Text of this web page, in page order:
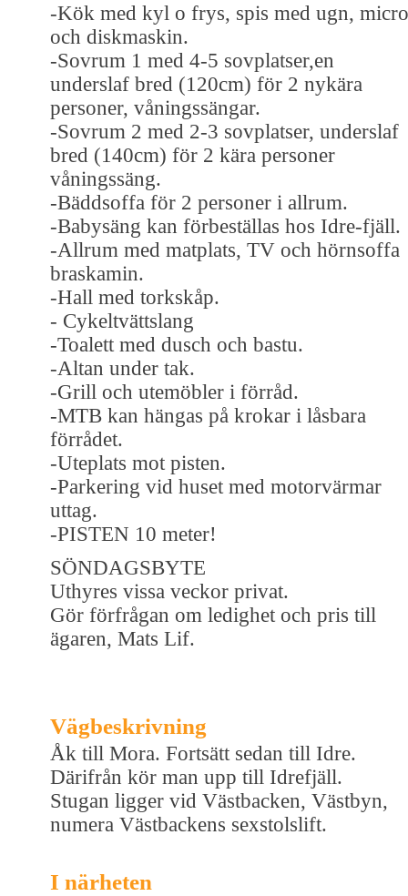
-Kök med kyl o frys, spis med ugn, micro
och diskmaskin.
-Sovrum 1 med 4-5 sovplatser,en
underslaf bred (120cm) för 2 nykära
personer, våningssängar.
-Sovrum 2 med 2-3 sovplatser, underslaf
bred (140cm) för 2 kära personer
våningssäng.
-Bäddsoffa för 2 personer i allrum.
-Babysäng kan förbeställas hos Idre-fjäll.
-Allrum med matplats, TV och hörnsoffa
braskamin.
-Hall med torkskåp.
- Cykeltvättslang
-Toalett med dusch och bastu.
-Altan under tak.
-Grill och utemöbler i förråd.
-MTB kan hängas på krokar i låsbara
förrådet.
-Uteplats mot pisten.
-Parkering vid huset med motorvärmar
uttag.
-PISTEN 10 meter!
SÖNDAGSBYTE
Uthyres vissa veckor privat.
Gör förfrågan om ledighet och pris till
ägaren, Mats Lif.
Vägbeskrivning
Åk till Mora. Fortsätt sedan till Idre.
Därifrån kör man upp till Idrefjäll.
Stugan ligger vid Västbacken, Västbyn,
numera Västbackens sexstolslift.
I närheten